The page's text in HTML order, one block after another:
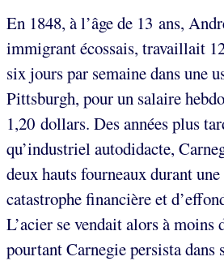
En 1848, à l’âge de 13 ans,
immigrant écossais, travaillait
six jours par semaine dans une
Pittsburgh, pour un salaire
1,20 dollars. Des années plus
qu’industriel autodidacte,
deux hauts fourneaux durant
catastrophe financière et
L’acier se vendait alors à moins
pourtant Carnegie persista dans